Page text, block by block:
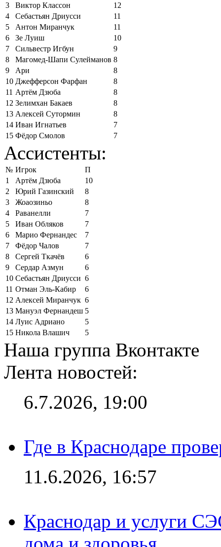
3
Виктор Классон
12
4
Себастьян Дриусси
11
5
Антон Миранчук
11
6
Зе Луиш
10
7
Сильвестр Игбун
9
8
Магомед-Шапи Сулейманов 8
9
Ари
8
10 Джефферсон Фарфан
8
11 Артём Дзюба
8
12 Зелимхан Бакаев
8
13 Алексей Сутормин
8
14 Иван Игнатьев
7
15 Фёдор Смолов 7
Ассистенты:
№ Игрок
П
1
Артём Дзюба
10
2
Юрий Газинский
8
3
Жоаозиньо
8
4
Раванелли
7
5
Иван Обляков
7
6
Марио Фернандес
7
7
Фёдор Чалов
7
8
Сергей Ткачёв
6
9
Сердар Азмун
6
10 Себастьян Дриусси 6
11 Отман Эль-Кабир
6
12 Алексей Миранчук 6
13 Мануэл Фернандеш 5
14 Луис Адриано
5
15 Никола Влашич 5
Наша группа Вконтакте
Лента новостей:
6.7.2026, 19:00
Где в Краснодаре
11.6.2026, 16:57
Краснодар и услуги